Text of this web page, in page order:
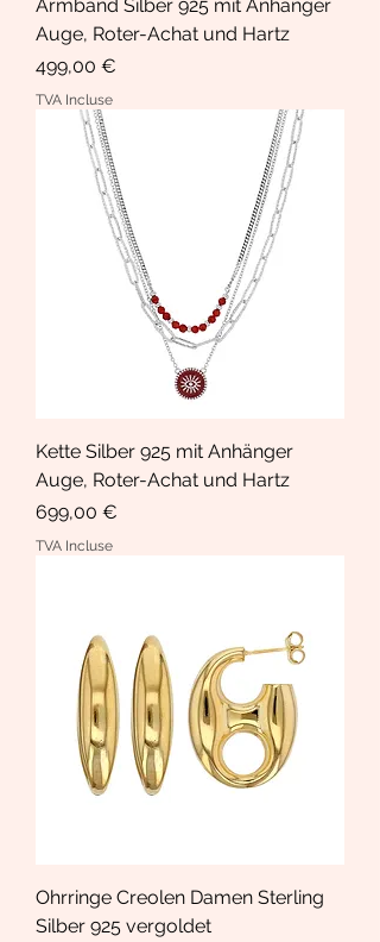
Armband Silber 925 mit Anhänger
Auge, Roter-Achat und Hartz
Prix
499,00 €
TVA Incluse
Kette Silber 925 mit Anhänger
Auge, Roter-Achat und Hartz
Prix
699,00 €
TVA Incluse
Ohrringe Creolen Damen Sterling
Silber 925 vergoldet